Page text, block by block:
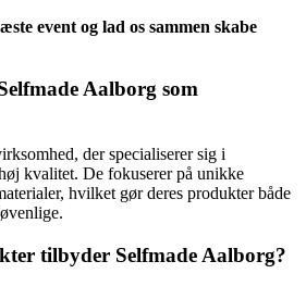
event og lad os sammen skabe
Aalborg som
der specialiserer sig i
kvalitet. De fokuserer på unikke
hvilket gør deres produkter både
tilbyder Selfmade Aalborg?